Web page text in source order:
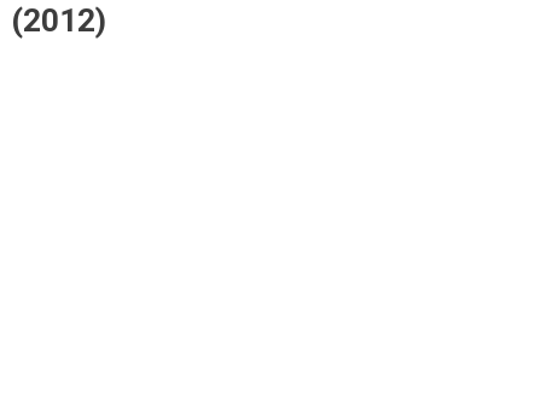
(2012)